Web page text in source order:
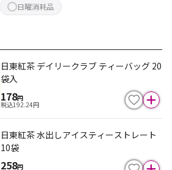
日曜消耗品
日東紅茶 デイリークラブ ティーバッグ 20
袋入
178円
税込192.24円
日東紅茶 水出しアイスティーストレート
10袋
258円